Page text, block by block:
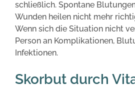
schließlich. Spontane
Wunden heilen nicht mehr
Wenn sich die Situation nicht
Person an Komplikationen,
Infektionen.
Skorbut durch